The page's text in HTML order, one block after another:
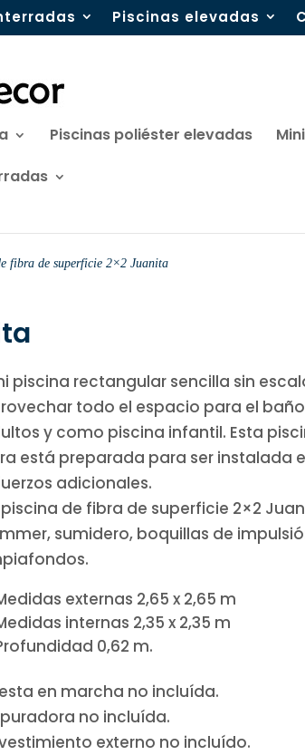
Piscinas elevadas
Piscinas poliéster elevadas
fibra de superficie 2×2 Juanita
piscina rectangular sencilla sin
todo el espacio para el
y como piscina infantil. Esta
está preparada para ser instalada
adicionales.
piscina de fibra de superficie 2×2
sumidero, boquillas de
externas 2,65 x 2,65 m
internas 2,35 x 2,35 m
0,62 m.
en marcha no incluída.
no incluída.
externo no incluído.